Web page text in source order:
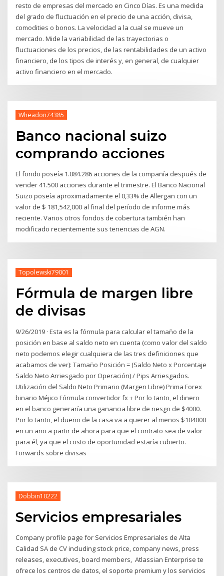
resto de empresas del mercado en Cinco Días. Es una medida
del grado de fluctuación en el precio de una acción, divisa,
comodities o bonos. La velocidad a la cual se mueve un
mercado. Mide la variabilidad de las trayectorias o
fluctuaciones de los precios, de las rentabilidades de un activo
financiero, de los tipos de interés y, en general, de cualquier
activo financiero en el mercado.
Wheadon74385
Banco nacional suizo
comprando acciones
El fondo poseía 1.084.286 acciones de la compañía después de
vender 41.500 acciones durante el trimestre. El Banco Nacional
Suizo poseía aproximadamente el 0,33% de Allergan con un
valor de $ 181,542,000 al final del período de informe más
reciente. Varios otros fondos de cobertura también han
modificado recientemente sus tenencias de AGN.
Topolewski79001
Fórmula de margen libre
de divisas
9/26/2019 · Esta es la fórmula para calcular el tamaño de la
posición en base al saldo neto en cuenta (como valor del saldo
neto podemos elegir cualquiera de las tres definiciones que
acabamos de ver): Tamaño Posición = (Saldo Neto x Porcentaje
Saldo Neto Arriesgado por Operación) / Pips Arriesgados.
Utilización del Saldo Neto Primario (Margen Libre) Prima Forex
binario Méjico Fórmula convertidor fx + Por lo tanto, el dinero
en el banco generaría una ganancia libre de riesgo de $4000.
Por lo tanto, el dueño de la casa va a querer al menos $104000
en un año a partir de ahora para que el contrato sea de valor
para él, ya que el costo de oportunidad estaría cubierto.
Forwards sobre divisas
Dobbin10222
Servicios empresariales
Company profile page for Servicios Empresariales de Alta
Calidad SA de CV including stock price, company news, press
releases, executives, board members, Atlassian Enterprise te
ofrece los centros de datos, el soporte premium y los servicios